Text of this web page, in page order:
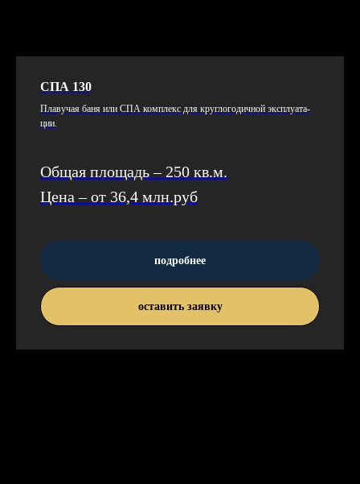
СПА 130
Пла­вучая ба­ня или СПА ком­плекс для круг­ло­годич­ной экс­плу­ата­
ции.
Общая площадь – 250 кв.м.
Цена – от 36,4 млн.руб
подробнее
оставить заявку